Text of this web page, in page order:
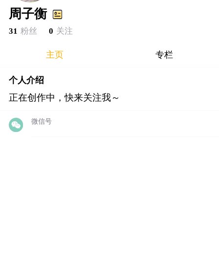
周子衡
31 粉丝 0 关注
主页 专栏
个人介绍
正在创作中，快来关注我～
微信号